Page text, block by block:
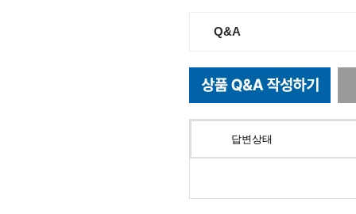
Q&A
답변상태